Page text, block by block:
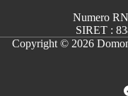
Numero
SIRET :
Copyright © 2026